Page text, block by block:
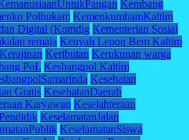
Kembang
Polhukam KemenkumhamKaltim
Digital (Komdig Kementerian Sosial
remaja Kenyah Lepoq Bem Kaltim
Kerajinan Keributan Kerukunan warga
PoL Kesbangpol Kaltim
Kesehatan
Gratis KesehatanDaerah
Karyawan Kesejahteraan
KeselamatanJalan
KeselamatanSiswa